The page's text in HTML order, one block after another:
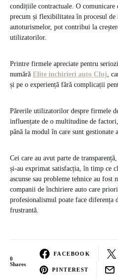
condițiile contractuale. O comunicare
precum și flexibilitatea în procesul de
autoturismelor, pot contribui la
utilizatorilor.
Printre firmele apreciate pentru
numără Elite inchirieri auto Cluj,
și pe o experiență fără complicații
Părerile utilizatorilor despre firmele
influențate de o multitudine de
până la modul în care sunt gestionate
Cei care au avut parte de
și-au exprimat satisfacția, în timp ce
ascunse sau probleme tehnice au
companii de închiriere auto care
profesionalismul poate face diferența
frustrantă.
0
Shares
FACEBOOK
PINTEREST